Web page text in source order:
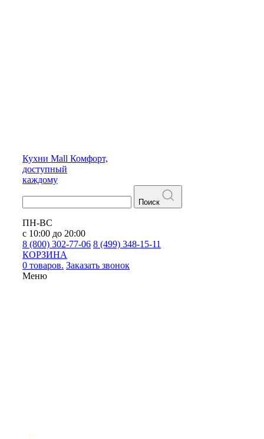
Кухни Mall Комфорт,
доступный
каждому
Поиск
ПН-ВС
с 10:00 до 20:00
8 (800) 302-77-06 8 (499) 348-15-11
КОРЗИНА
0 товаров. Заказать звонок
Меню